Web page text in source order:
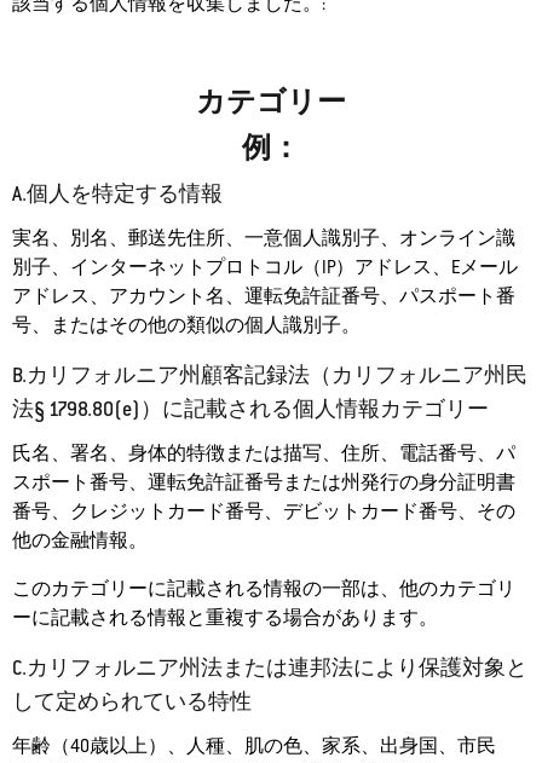
カテゴリー
例：
A.個人を特定する情報
実名、別名、郵送先住所、一意個人識別子、オンライン識
別子、インターネットプロトコル（IP）アドレス、Eメール
アドレス、アカウント名、運転免許証番号、パスポート番
号、またはその他の類似の個人識別子。
B.カリフォルニア州顧客記録法（カリフォルニア州民
法§ 1798.80(e)）に記載される個人情報カテゴリー
氏名、署名、身体的特徴または描写、住所、電話番号、パ
スポート番号、運転免許証番号または州発行の身分証明書
番号、クレジットカード番号、デビットカード番号、その
他の金融情報。
このカテゴリーに記載される情報の一部は、他のカテゴリ
ーに記載される情報と重複する場合があります。
C.カリフォルニア州法または連邦法により保護対象と
して定められている特性
年齢（40歳以上）、人種、肌の色、家系、出身国、市民